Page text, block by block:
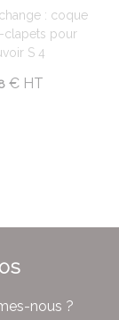
: coque
clapets pour
S 4
€HT
nous ?